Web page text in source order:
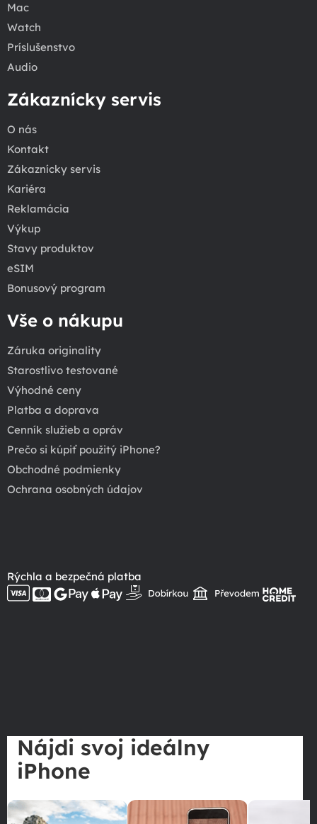
Mac
Watch
Príslušenstvo
Audio
Zákaznícky servis
O nás
Kontakt
Zákaznícky servis
Kariéra
Reklamácia
Výkup
Stavy produktov
eSIM
Bonusový program
Vše o nákupu
Záruka originality
Starostlivo testované
Výhodné ceny
Platba a doprava
Cenník služieb a opráv
Prečo si kúpiť použitý iPhone?
Obchodné podmienky
Ochrana osobných údajov
Rýchla a bezpečná platba
Nájdi svoj ideálny
iPhone